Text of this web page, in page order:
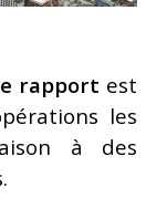
rapport est
les
à des